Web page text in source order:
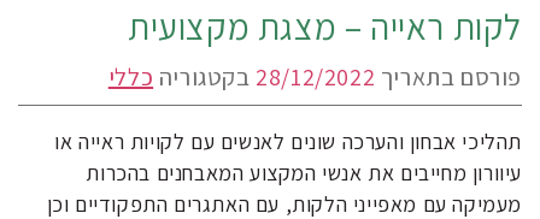
לקות ראייה – מצגת מקצועית
פורסם בתאריך 28/12/2022 בקטגוריה כללי
תהליכי אבחון והערכה שונים לאנשים עם לקויות ראייה או
עיוורון מחייבים את אנשי המקצוע המאבחנים בהכרות
מעמיקה עם מאפייני הלקות, עם האתגרים התפקודיים וכן